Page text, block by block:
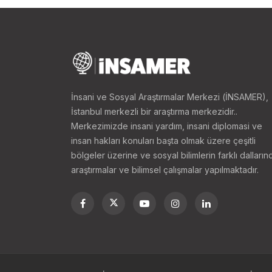
Suudi Arabistan-Kuveyt
desteklemiş ve iki ülke
verilmiştir; Irak Kralı I.
Irak 1932 yılında manda
edilmiştir. Bu süreçte
Osmanlı anlaşmasının
el-Said, 21 Temmuz
makamlarının Irak-
olduğunu ifade etmiştir
İnsani ve Sosyal Araştırmalar Merkezi (İNSAMER),
İstanbul merkezli bir araştırma merkezidir..
Merkezimizde insani yardım, insani diplomasi ve
insan hakları konuları başta olmak üzere çeşitli
bölgeler üzerine ve sosyal bilimlerin farklı
araştırmalar ve bilimsel çalışmalar yapılmaktadır.